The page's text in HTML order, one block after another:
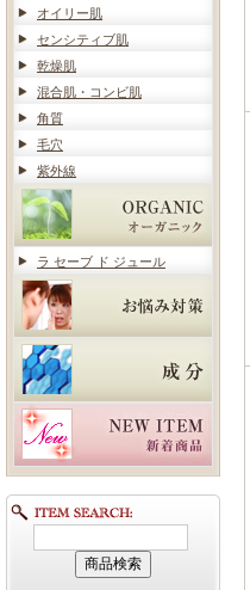
オイリー肌
センシティブ肌
乾燥肌
混合肌・コンビ肌
角質
毛穴
紫外線
ラ セーブ ド ジュール